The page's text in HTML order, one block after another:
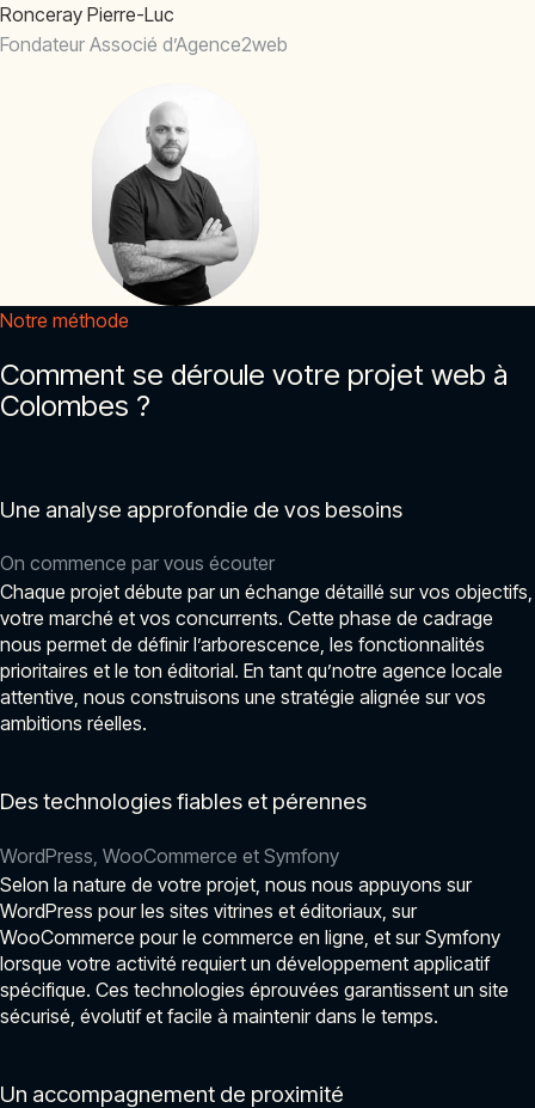
Ronceray Pierre-Luc
Fondateur Associé d’Agence2web
Notre méthode
Comment se déroule votre projet web à
Colombes ?
Une analyse approfondie de vos besoins
On commence par vous écouter
Chaque projet débute par un échange détaillé sur vos objectifs,
votre marché et vos concurrents. Cette phase de cadrage
nous permet de définir l’arborescence, les fonctionnalités
prioritaires et le ton éditorial. En tant qu’notre agence locale
attentive, nous construisons une stratégie alignée sur vos
ambitions réelles.
Des technologies fiables et pérennes
WordPress, WooCommerce et Symfony
Selon la nature de votre projet, nous nous appuyons sur
WordPress pour les sites vitrines et éditoriaux, sur
WooCommerce pour le commerce en ligne, et sur Symfony
lorsque votre activité requiert un développement applicatif
spécifique. Ces technologies éprouvées garantissent un site
sécurisé, évolutif et facile à maintenir dans le temps.
Un accompagnement de proximité